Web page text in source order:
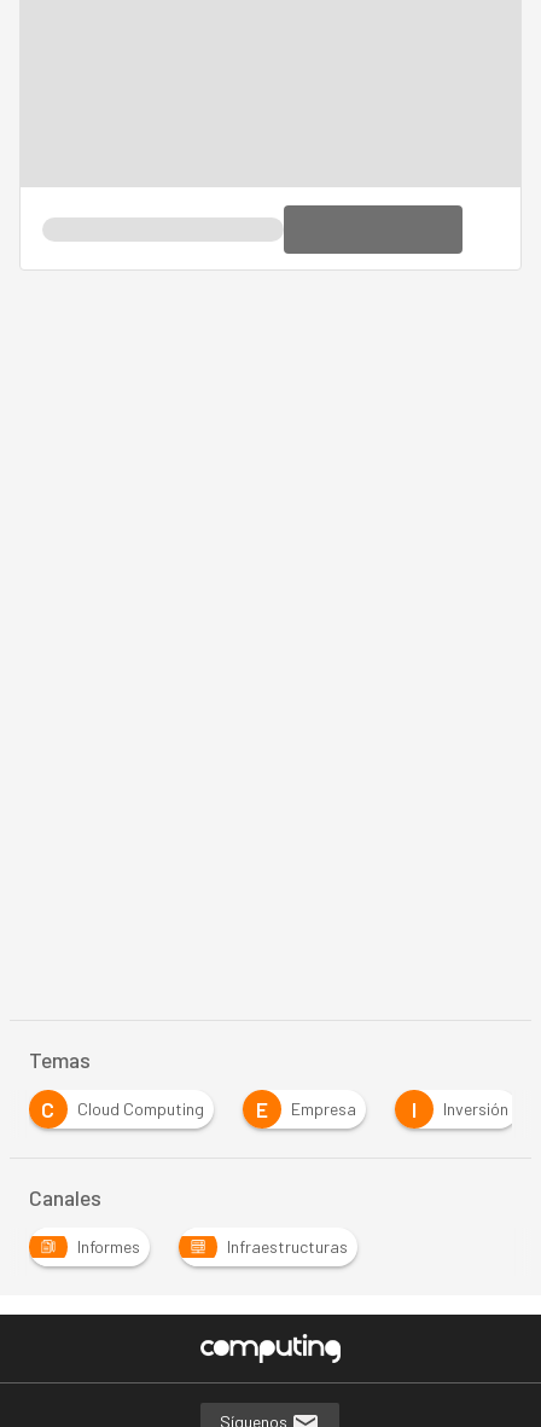
Temas
C
Cloud Computing E Empresa I Inversión
Canales
Informes Infraestructuras
Síguenos